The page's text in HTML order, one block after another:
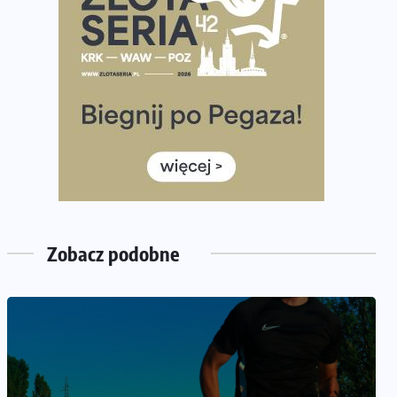
półmaratonem
Już w tę sobotę 35. Bieg Powstania Warszawskiego.
Wystartuje rekordowa liczba uczestników
poradnik przed startem
Ile razy w tygodniu biegać? 3 treningi wystarczą? Jak
często biegać, żeby robić postępy
Już w ten weekend! Przed nami Nocny Portowy
wiedzieć
Zobacz podobne